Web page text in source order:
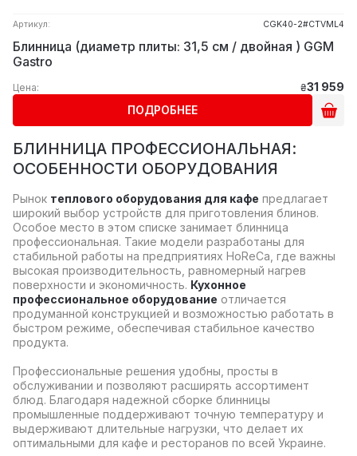
Артикул: CGK40-2#CTVML4
Блинница (диаметр плиты: 31,5 см / двойная ) GGM
Gastro
Цена: ₴31 959
ПОДРОБНЕЕ
БЛИННИЦА ПРОФЕССИОНАЛЬНАЯ:
ОСОБЕННОСТИ ОБОРУДОВАНИЯ
Рынок теплового оборудования для кафе предлагает
широкий выбор устройств для приготовления блинов.
Особое место в этом списке занимает блинница
профессиональная. Такие модели разработаны для
стабильной работы на предприятиях HoReCa, где важны
высокая производительность, равномерный нагрев
поверхности и экономичность. Кухонное
профессиональное оборудование отличается
продуманной конструкцией и возможностью работать в
быстром режиме, обеспечивая стабильное качество
продукта.
Профессиональные решения удобны, просты в
обслуживании и позволяют расширять ассортимент
блюд. Благодаря надежной сборке блинницы
промышленные поддерживают точную температуру и
выдерживают длительные нагрузки, что делает их
оптимальными для кафе и ресторанов по всей Украине.